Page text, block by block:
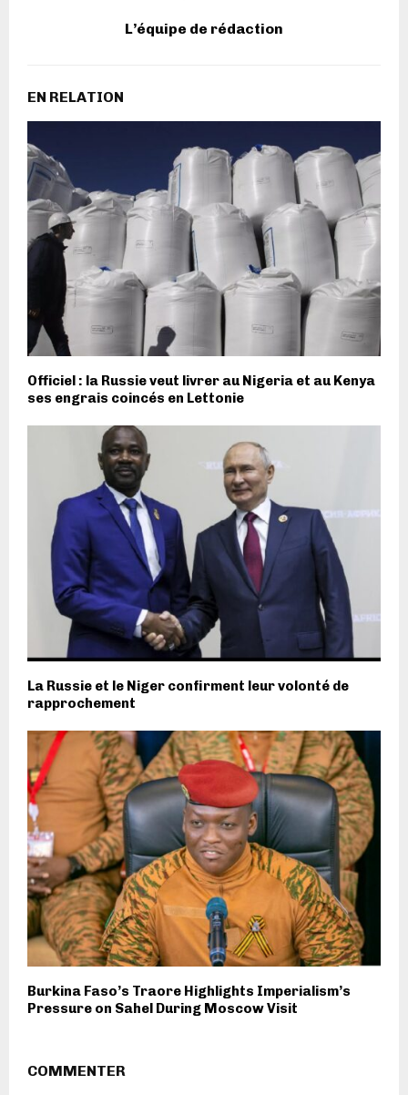
L’équipe de rédaction
EN RELATION
Officiel : la Russie veut livrer au Nigeria et au Kenya
ses engrais coincés en Lettonie
La Russie et le Niger confirment leur volonté de
rapprochement
Burkina Faso’s Traore Highlights Imperialism’s
Pressure on Sahel During Moscow Visit
COMMENTER